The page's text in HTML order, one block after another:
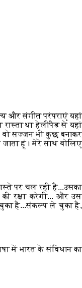
और संगीत परंपराएं यहां
था हेलीपैड से यहां
वो सज्जन भी कुछ बनाकर
हूं। मेरे साथ बोलिए
पर चल रही है...उसका
रक्षा करेगी... और उस
चुका है...संकल्प ले चुका है,
में भारत के संविधान का